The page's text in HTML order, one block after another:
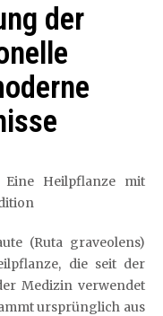
der
Eine Heilpflanze mit
(Ruta graveolens)
die seit der
Medizin verwendet
ursprünglich aus